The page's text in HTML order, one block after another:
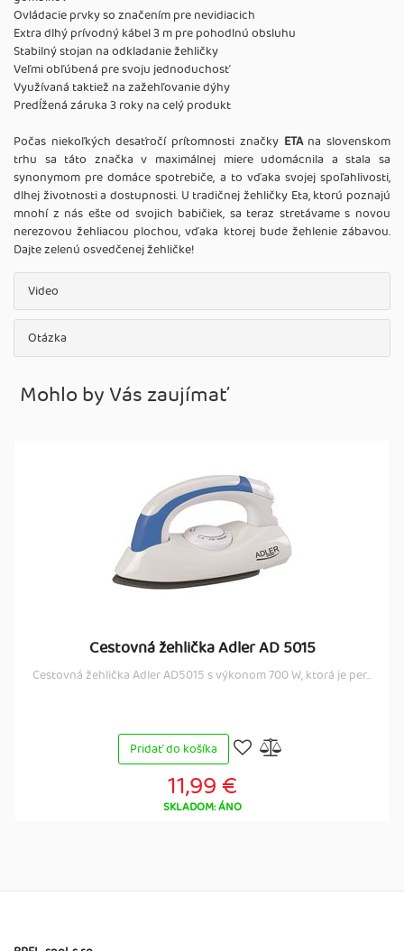
Ovládacie prvky so značením pre nevidiacich
Extra dlhý prívodný kábel 3 m pre pohodlnú obsluhu
Stabilný stojan na odkladanie žehličky
Veľmi obľúbená pre svoju jednoduchosť
Využívaná taktiež na zažehľovanie dýhy
Predĺžená záruka 3 roky na celý produkt
Počas niekoľkých desaťročí prítomnosti značky ETA na slovenskom
trhu sa táto značka v maximálnej miere udomácnila a stala sa
synonymom pre domáce spotrebiče, a to vďaka svojej spoľahlivosti,
dlhej životnosti a dostupnosti. U tradičnej žehličky Eta, ktorú poznajú
mnohí z nás ešte od svojich babičiek, sa teraz stretávame s novou
nerezovou žehliacou plochou, vďaka ktorej bude žehlenie zábavou.
Dajte zelenú osvedčenej žehličke!
Video
Otázka
Mohlo by Vás zaujímať
Cestovná žehlička Adler AD 5015
Cestovná žehlička Adler AD5015 s výkonom 700 W, ktorá je per...
Pridať do košíka
11,99 €
SKLADOM: ÁNO